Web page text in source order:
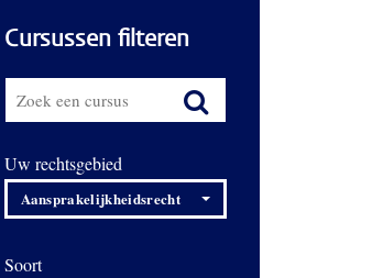
Cursussen filteren
Uw rechtsgebied
Aansprakelijkheidsrecht
Soort